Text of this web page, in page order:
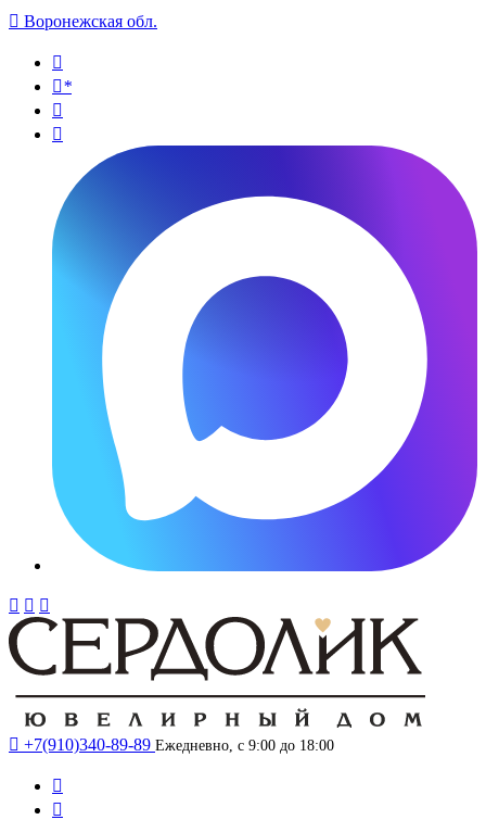
 Воронежская обл.

*


  
 +7(910)340-89-89 Ежедневно, с 9:00 до 18:00

